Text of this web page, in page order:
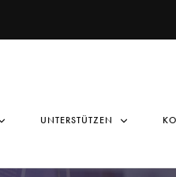
UNTERSTÜTZEN